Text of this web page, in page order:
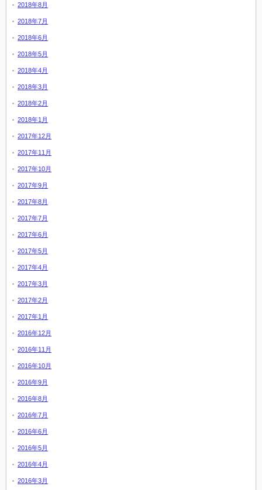
2018年8月
2018年7月
2018年6月
2018年5月
2018年4月
2018年3月
2018年2月
2018年1月
2017年12月
2017年11月
2017年10月
2017年9月
2017年8月
2017年7月
2017年6月
2017年5月
2017年4月
2017年3月
2017年2月
2017年1月
2016年12月
2016年11月
2016年10月
2016年9月
2016年8月
2016年7月
2016年6月
2016年5月
2016年4月
2016年3月